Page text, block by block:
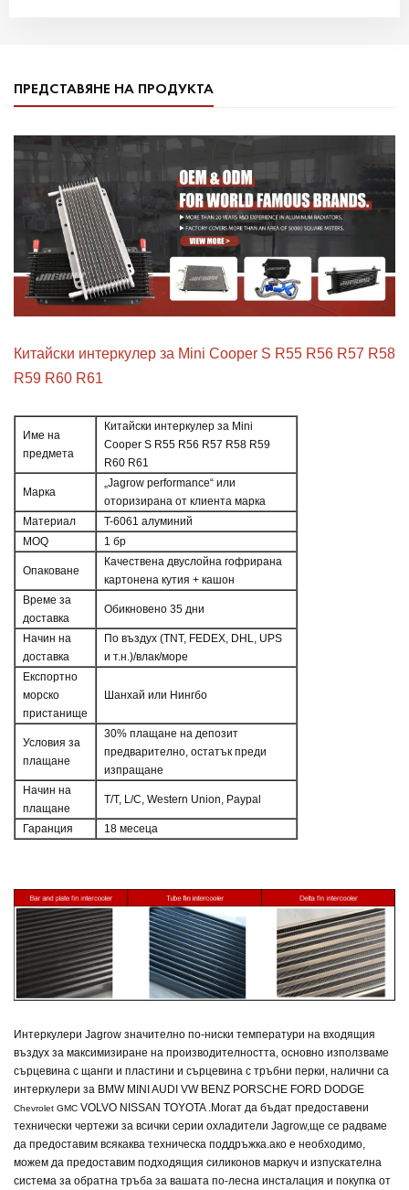
ПРЕДСТАВЯНЕ НА ПРОДУКТА
Китайски интеркулер за Mini Cooper S R55 R56 R57 R58
R59 R60 R61
Име на
предмета
Китайски интеркулер за Mini
Cooper S R55 R56 R57 R58 R59
R60 R61
Марка
„Jagrow performance“ или
оторизирана от клиента марка
Материал
T-6061 алуминий
MOQ
1 бр
Опаковане
Качествена двуслойна гофрирана
картонена кутия + кашон
Време за
доставка
Обикновено 35 дни
Начин на
доставка
По въздух (TNT, FEDEX, DHL, UPS
и т.н.)/влак/море
Експортно
морско
пристанище
Шанхай или Нингбо
Условия за
плащане
30% плащане на депозит
предварително, остатък преди
изпращане
Начин на
плащане
T/T, L/C, Western Union, Paypal
Гаранция 18 месеца
Интеркулери Jagrow значително по-ниски температури на входящия
въздух за максимизиране на производителността, основно използваме
сърцевина с щанги и пластини и сърцевина с тръбни перки, налични са
интеркулери за BMW MINI AUDI VW BENZ PORSCHE FORD DODGE
Chevrolet GMC VOLVO NISSAN TOYOTA .Могат да бъдат предоставени
технически чертежи за всички серии охладители Jagrow,ще се радваме
да предоставим всякаква техническа поддръжка.ако е необходимо,
можем да предоставим подходящия силиконов маркуч и изпускателна
система за обратна тръба за вашата по-лесна инсталация и покупка от